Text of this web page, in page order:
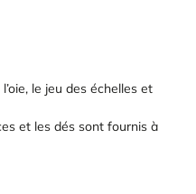
le jeu des échelles et
et les dés sont fournis à